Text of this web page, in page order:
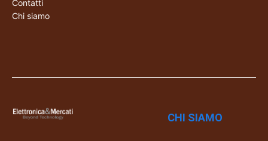
Contatti
Chi siamo
CHI SIAMO